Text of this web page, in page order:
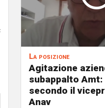
La posizione
Agitazione
subappalto
secondo il
Anav